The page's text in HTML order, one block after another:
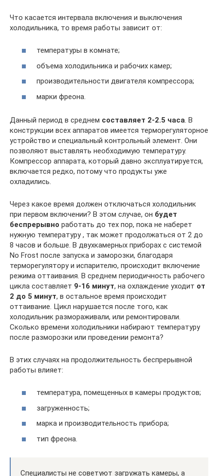
Что касается интервала включения и выключения
холодильника, то время работы зависит от:
температуры в комнате;
объема холодильника и рабочих камер;
производительности двигателя компрессора;
марки фреона.
Данный период в среднем составляет 2-2.5 часа . В
конструкции всех аппаратов имеется терморегуляторное
устройство и специальный контрольный элемент. Они
позволяют выставлять необходимую температуру.
Компрессор аппарата, который давно эксплуатируется,
включается редко, потому что продукты уже
охладились.
Через какое время должен отключаться холодильник
при первом включении? В этом случае, он будет
беспрерывно работать до тех пор, пока не наберет
нужную температуру , так может продолжаться от 2 до
8 часов и больше. В двухкамерных приборах с системой
No Frost после запуска и заморозки, благодаря
терморегулятору и испарителю, происходит включение
режима оттаивания. В среднем периодичность рабочего
цикла составляет 9-16 минут, на охлаждение уходит от
2 до 5 минут, в остальное время происходит
оттаивание. Цикл нарушается после того, как
холодильник размораживали, или ремонтировали.
Сколько времени холодильники набирают температуру
после разморозки или проведении ремонта?
В этих случаях на продолжительность беспрерывной
работы влияет:
температура, помещенных в камеры продуктов;
загруженность;
марка и производительность прибора;
тип фреона.
Специалисты не советуют загружать камеры, а